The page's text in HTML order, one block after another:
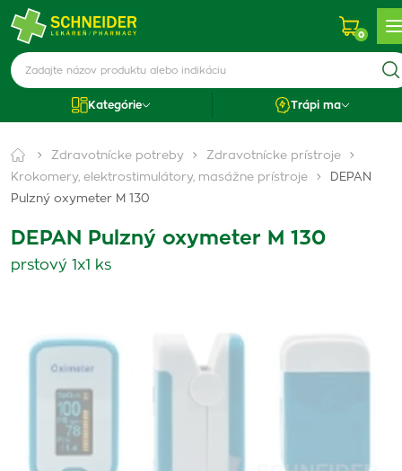
0
Kategórie Trápi ma
Zdravotnícke potreby
Zdravotnícke prístroje
Krokomery, elektrostimulátory, masážne prístroje
DEPAN
Pulzný oxymeter M 130
DEPAN Pulzný oxymeter M 130
prstový 1x1 ks